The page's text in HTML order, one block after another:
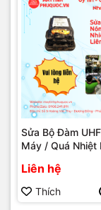
Sửa Bộ Đàm
Máy / Quá Nhiệt
Chữa Phú Quốc |
Phú Quốc | Vi
Đăng
Liên hệ
Thích